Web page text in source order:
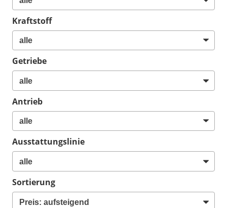
Kraftstoff
Getriebe
Antrieb
Ausstattungslinie
Sortierung